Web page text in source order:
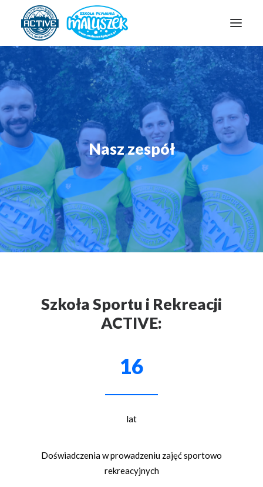
SZKOŁA ACTIVE
SZKOŁA MALUSZEK
OBOZY/PÓŁKOLONIE
HARMONOGRAM
ZAPISY
GALERIA
KONTAKT
Nasz zespół
Szkoła Sportu i Rekreacji
ACTIVE:
16
lat
Doświadczenia w prowadzeniu zajęć sportowo
rekreacyjnych